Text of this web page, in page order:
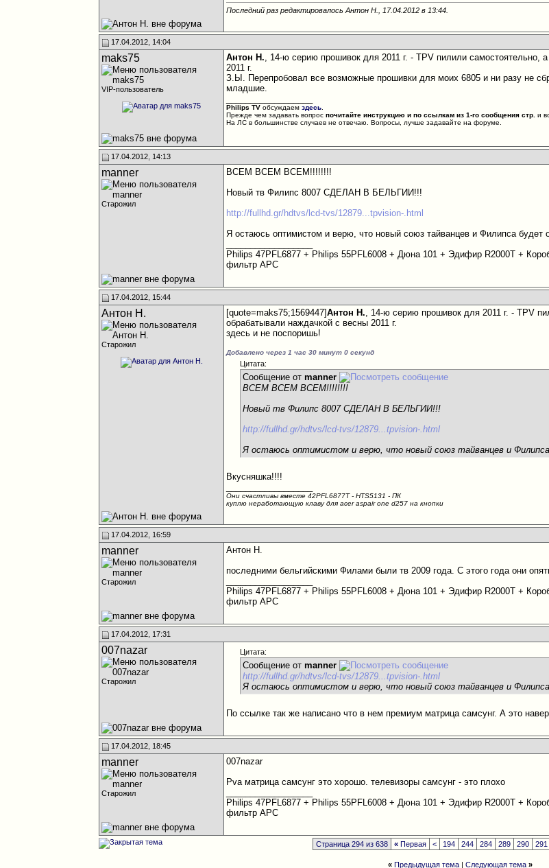
Последний раз редактировалось Антон Н., 17.04.2012 в 13:44
17.04.2012, 14:04
maks75
VIP-пользователь
Антон Н., 14-ю серию прошивок для 2011 г. - TPV пилили самостоятельно,
2011 г.
З.Ы. Перепробовал все возможные прошивки для моих 6805 и ни разу не
младшие.
Philips TV обсуждаемздесь
Прежде чем задавать вопроспочитайте инструкцию и по ссылкам из 1-го сообщения стр. и
На ЛС в большинстве случаев не отвечаю. Вопросы, лучше задавайте на форуме.
17.04.2012, 14:13
manner
Старожил
ВСЕМ ВСЕМ ВСЕМ!!!!!!!!
Новый тв Филипс 8007 СДЕЛАН В БЕЛЬГИИ!!!
http://fullhd.gr/hdtvs/lcd-tvs/12879...tpvision-.html
Я остаюсь оптимистом и верю, что новый союз тайванцев и Филипса будет
Philips 47PFL6877 + Philips 55PFL6008 + Дюна 101 + Эдифир R2000T +
фильтр APC
17.04.2012, 15:44
Антон Н.
Старожил
[quote=maks75;1569447]Антон Н., 14-ю серию прошивок для 2011 г. - TPV
обрабатывали наждачкой с весны 2011 г.
здесь и не поспоришь!
Добавлено через 1 час 30 минут 0 секунд
Цитата:
Сообщение отmanner
ВСЕМ ВСЕМ ВСЕМ!!!!!!!!
Новый тв Филипс 8007 СДЕЛАН В БЕЛЬГИИ!!!
http://fullhd.gr/hdtvs/lcd-tvs/12879...tpvision-.html
Я остаюсь оптимистом и верю, что новый союз тайванцев и
Вкусняшка!!!!
Они счастливы вместе 42PFL6877T - HTS5131 - ПК
куплю неработающую клаву для acer aspair one d257 на кнопки
17.04.2012, 16:59
manner
Старожил
Антон Н.
последними бельгийскими Филами были тв 2009 года. С этого года они
Philips 47PFL6877 + Philips 55PFL6008 + Дюна 101 + Эдифир R2000T +
фильтр APC
17.04.2012, 17:31
007nazar
Старожил
Цитата:
Сообщение отmanner
http://fullhd.gr/hdtvs/lcd-tvs/12879...tpvision-.html
Я остаюсь оптимистом и верю, что новый союз тайванцев и
По ссылке так же написано что в нем премиум матрица самсунг. А это
17.04.2012, 18:45
manner
Старожил
007nazar
Pva матрица самсунг это хорошо. телевизоры самсунг - это плохо
Philips 47PFL6877 + Philips 55PFL6008 + Дюна 101 + Эдифир R2000T +
фильтр APC
Страница 294 из 638 « Первая < 194 244 284 289 290 291
« Предыдущая тема |Следующая тема »